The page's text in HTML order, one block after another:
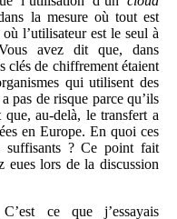
la mesure où tout est
l’utilisateur est le seul à
avez dit que, dans
clés de chiffrement étaient
qui utilisent des
pas de risque parce qu’ils
au-delà, le transfert a
en Europe. En quoi ces
suffisants ? Ce point fait
eues lors de la discussion
C’est ce que j’essayais